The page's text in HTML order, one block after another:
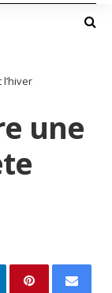
une